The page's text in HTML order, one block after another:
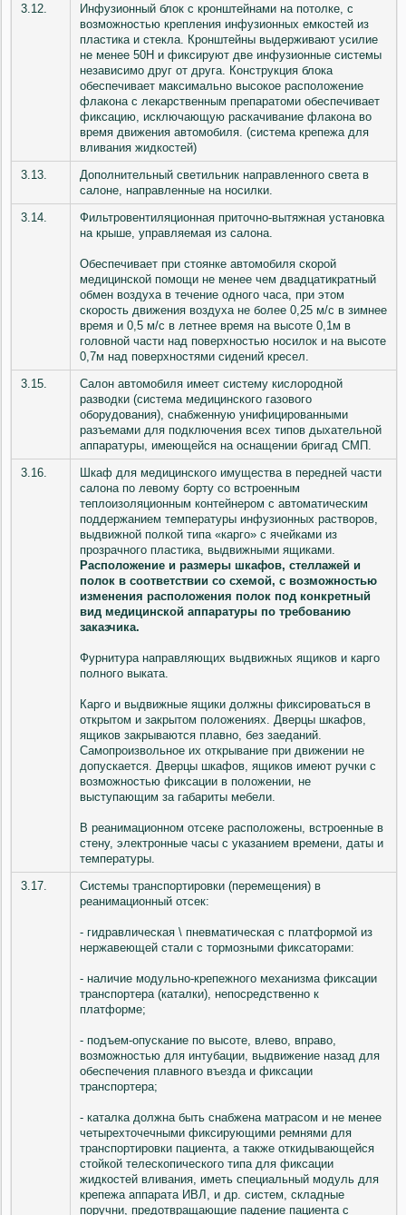
3.12.
Инфузионный блок с кронштейнами на потолке, с
возможностью крепления инфузионных емкостей из
пластика и стекла. Кронштейны выдерживают усилие
не менее 50Н и фиксируют две инфузионные системы
независимо друг от друга. Конструкция блока
обеспечивает максимально высокое расположение
флакона с лекарственным препаратоми обеспечивает
фиксацию, исключающую раскачивание флакона во
время движения автомобиля. (система крепежа для
вливания жидкостей)
3.13.
Дополнительный светильник направленного света в
салоне, направленные на носилки.
3.14.
Фильтровентиляционная приточно-вытяжная установка
на крыше, управляемая из салона.
Обеспечивает при стоянке автомобиля скорой
медицинской помощи не менее чем двадцатикратный
обмен воздуха в течение одного часа, при этом
скорость движения воздуха не более 0,25 м/с в зимнее
время и 0,5 м/с в летнее время на высоте 0,1м в
головной части над поверхностью носилок и на высоте
0,7м над поверхностями сидений кресел.
3.15.
Салон автомобиля имеет систему кислородной
разводки (система медицинского газового
оборудования), снабженную унифицированными
разъемами для подключения всех типов дыхательной
аппаратуры, имеющейся на оснащении бригад СМП.
3.16.
Шкаф для медицинского имущества в передней части
салона по левому борту со встроенным
теплоизоляционным контейнером с автоматическим
поддержанием температуры инфузионных растворов,
выдвижной полкой типа «карго» с ячейками из
прозрачного пластика, выдвижными ящиками.
Расположение и размеры шкафов, стеллажей и
полок в соответствии со схемой, с возможностью
изменения расположения полок под конкретный
вид медицинской аппаратуры по требованию
заказчика.
Фурнитура направляющих выдвижных ящиков и карго
полного выката.
Карго и выдвижные ящики должны фиксироваться в
открытом и закрытом положениях. Дверцы шкафов,
ящиков закрываются плавно, без заеданий.
Самопроизвольное их открывание при движении не
допускается. Дверцы шкафов, ящиков имеют ручки с
возможностью фиксации в положении, не
выступающим за габариты мебели.
В реанимационном отсеке расположены, встроенные в
стену, электронные часы с указанием времени, даты и
температуры.
3.17.
Системы транспортировки (перемещения) в
реанимационный отсек:
- гидравлическая \ пневматическая с платформой из
нержавеющей стали с тормозными фиксаторами:
- наличие модульно-крепежного механизма фиксации
транспортера (каталки), непосредственно к
платформе;
- подъем-опускание по высоте, влево, вправо,
возможностью для интубации, выдвижение назад для
обеспечения плавного въезда и фиксации
транспортера;
- каталка должна быть снабжена матрасом и не менее
четырехточечными фиксирующими ремнями для
транспортировки пациента, а также откидывающейся
стойкой телескопического типа для фиксации
жидкостей вливания, иметь специальный модуль для
крепежа аппарата ИВЛ, и др. систем, складные
поручни, предотвращающие падение пациента с